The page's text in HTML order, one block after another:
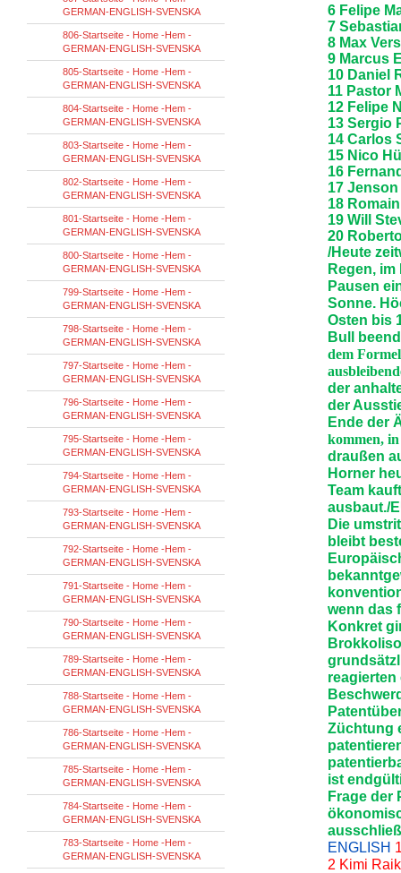
6 Felipe
7
8 Max
9 Marcus
10 Daniel
11 Pastor
12 Felipe
13 Sergio
14 Carlos
15 Nico
16
17
18
19 Will
20
/Heute
Regen,
Pausen
Sonne.
Osten bis
Bull
dem
der
der
Ende der
kommen,
draußen
Horner
Team
ausbaut./
Die
bleibt
wenn das
Konkret
reagierten
Züchtung
ist
Frage der
ENGLISH
2 Kimi
GERMAN-ENGLISH-SVENSKA
806-Startseite - Home -Hem -
GERMAN-ENGLISH-SVENSKA
805-Startseite - Home -Hem -
GERMAN-ENGLISH-SVENSKA
804-Startseite - Home -Hem -
GERMAN-ENGLISH-SVENSKA
803-Startseite - Home -Hem -
GERMAN-ENGLISH-SVENSKA
802-Startseite - Home -Hem -
GERMAN-ENGLISH-SVENSKA
801-Startseite - Home -Hem -
GERMAN-ENGLISH-SVENSKA
800-Startseite - Home -Hem -
GERMAN-ENGLISH-SVENSKA
799-Startseite - Home -Hem -
GERMAN-ENGLISH-SVENSKA
798-Startseite - Home -Hem -
GERMAN-ENGLISH-SVENSKA
797-Startseite - Home -Hem -
GERMAN-ENGLISH-SVENSKA
796-Startseite - Home -Hem -
GERMAN-ENGLISH-SVENSKA
795-Startseite - Home -Hem -
GERMAN-ENGLISH-SVENSKA
794-Startseite - Home -Hem -
GERMAN-ENGLISH-SVENSKA
793-Startseite - Home -Hem -
GERMAN-ENGLISH-SVENSKA
792-Startseite - Home -Hem -
GERMAN-ENGLISH-SVENSKA
791-Startseite - Home -Hem -
GERMAN-ENGLISH-SVENSKA
790-Startseite - Home -Hem -
GERMAN-ENGLISH-SVENSKA
789-Startseite - Home -Hem -
GERMAN-ENGLISH-SVENSKA
788-Startseite - Home -Hem -
GERMAN-ENGLISH-SVENSKA
786-Startseite - Home -Hem -
GERMAN-ENGLISH-SVENSKA
785-Startseite - Home -Hem -
GERMAN-ENGLISH-SVENSKA
784-Startseite - Home -Hem -
GERMAN-ENGLISH-SVENSKA
783-Startseite - Home -Hem -
GERMAN-ENGLISH-SVENSKA